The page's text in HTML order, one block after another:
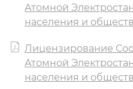
Атомной
населения и
Лицензирование
Атомной
населения и